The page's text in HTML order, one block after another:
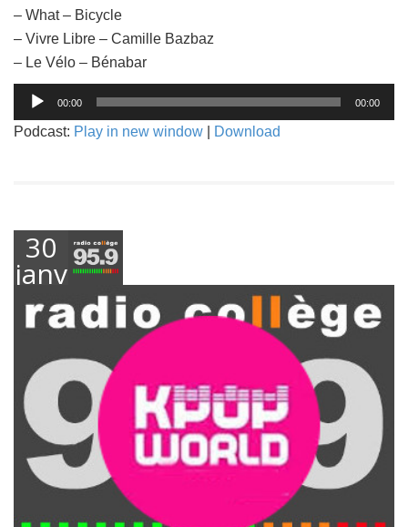
– What – Bicycle
– Vivre Libre – Camille Bazbaz
– Le Vélo – Bénabar
Lecteur
audio
00:00 00:00
Podcast: Play in new window Download
30
janvier
2019